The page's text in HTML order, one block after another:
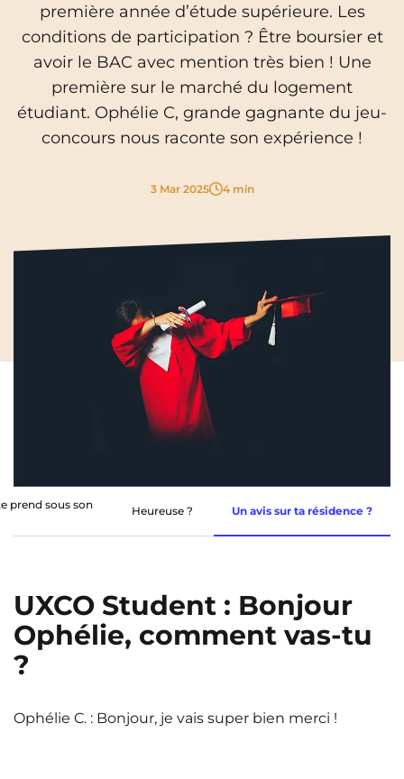
Voir toutes les villes
Gradignan
La Rochelle Le Havre
Limoges
Lyon
Orly
Rouen
NEW! Strasbourg
Valenciennes Vichy
première année d’étude supérieure. Les
conditions de participation ? Être boursier et
avoir le BAC avec mention très bien ! Une
première sur le marché du logement
étudiant. Ophélie C, grande gagnante du jeu-
concours nous raconte son expérience !
3 Mar 2025 4 min
prend sous son Heureuse ? Un avis sur ta résidence ?
UXCO Student : Bonjour
Ophélie, comment vas-tu
?
Ophélie C. : Bonjour, je vais super bien merci !